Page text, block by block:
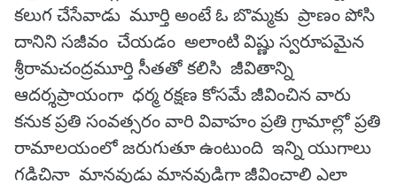
కలుగ చేసేవాడు మూర్తి అంటే ఓ బొమ్మకు ప్రాణం పోసి
దానిని సజీవం చేయడం అలాంటి విష్ణు స్వరూపమైన
శ్రీరామచంద్రమూర్తి సీతతో కలిసి జీవితాన్ని
ఆదర్శప్రాయంగా ధర్మ రక్షణ కోసమే జీవించిన వారు
కనుక ప్రతి సంవత్సరం వారి వివాహం ప్రతి గ్రామాల్లో ప్రతి
రామాలయంలో జరుగుతూ ఉంటుంది ఇన్ని యుగాలు
గడిచినా మానవుడు మానవుడిగా జీవించాలి ఎలా